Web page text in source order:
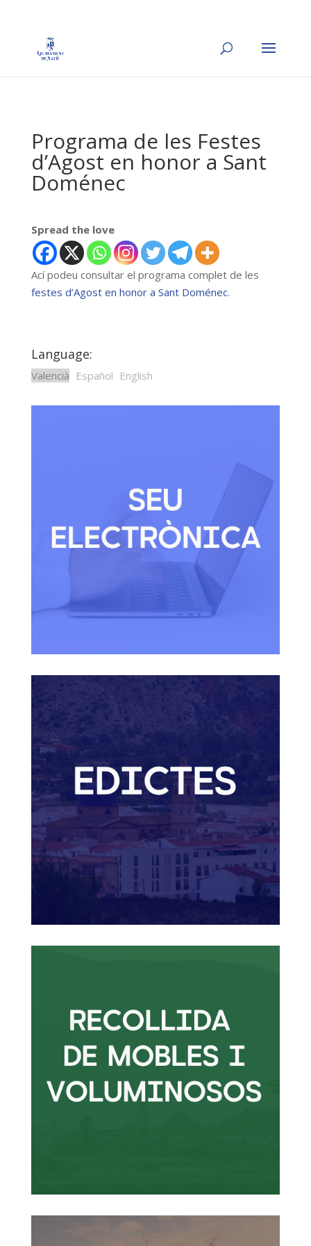
Programa de les Festes
d’Agost en honor a Sant
Doménec
Spread the love
Ací podeu consultar el programa complet de les
festes d’Agost en honor a Sant Doménec.
Language:
Valencià Español English